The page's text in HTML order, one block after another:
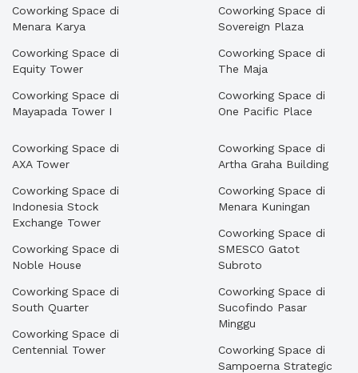
Coworking Space di
Menara Karya
Coworking Space di
Equity Tower
Coworking Space di
Mayapada Tower I
Coworking Space di
Sovereign Plaza
Coworking Space di
The Maja
Coworking Space di
One Pacific Place
Coworking Space di
AXA Tower
Coworking Space di
Indonesia Stock
Exchange Tower
Coworking Space di
Noble House
Coworking Space di
South Quarter
Coworking Space di
Centennial Tower
Coworking Space di
Artha Graha Building
Coworking Space di
Menara Kuningan
Coworking Space di
SMESCO Gatot
Subroto
Coworking Space di
Sucofindo Pasar
Minggu
Coworking Space di
Sampoerna Strategic